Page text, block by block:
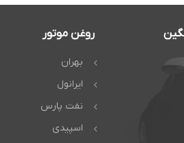
روغن موتور
بهران
ایرانول
نفت پارس
اسپیدی